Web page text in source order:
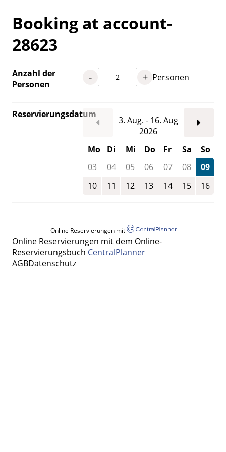
Booking at account-
28623
Anzahl der
Personen
- + Personen
Reservierungsdatum
3. Aug. - 16. Aug
2026
Mo
Di Mi Do Fr Sa
So
03
04 05 06 07 08
09
10
11 12 13 14 15 16
Online Reservierungen mit
Online Reservierungen mit dem Online-
Reservierungsbuch CentralPlanner
AGBDatenschutz